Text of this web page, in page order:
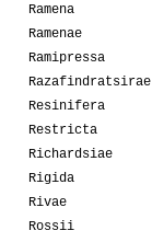
Ramena
Ramenae
Ramipressa
Razafindratsirae
Resinifera
Restricta
Richardsiae
Rigida
Rivae
Rossii